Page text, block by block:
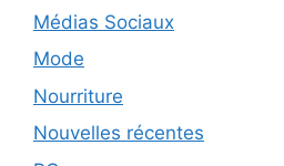
Médias Sociaux
Mode
Nourriture
Nouvelles récentes